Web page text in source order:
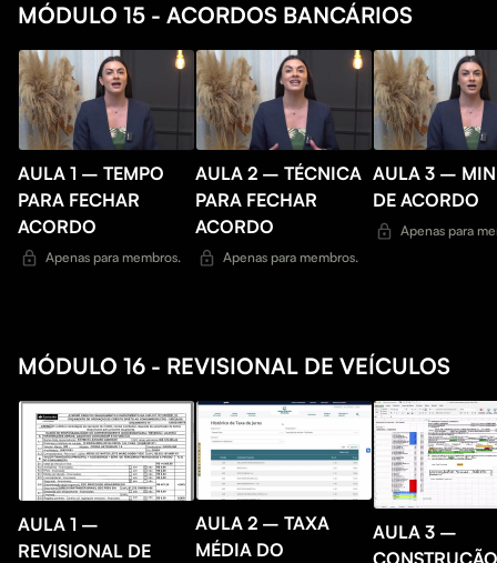
MÓDULO 15 - ACORDOS BANCÁRIOS
AULA 1 – TEMPO
PARA FECHAR
ACORDO
Apenas para membros.
AULA 2 – TÉCNICA
PARA FECHAR
ACORDO
Apenas para membros.
AULA 3 –
DE ACORDO
Apenas para
MÓDULO 16 - REVISIONAL DE VEÍCULOS
AULA 1 –
REVISIONAL DE
AULA 2 – TAXA
MÉDIA DO
AULA 3 –